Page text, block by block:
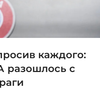
каждого:
разошлось с